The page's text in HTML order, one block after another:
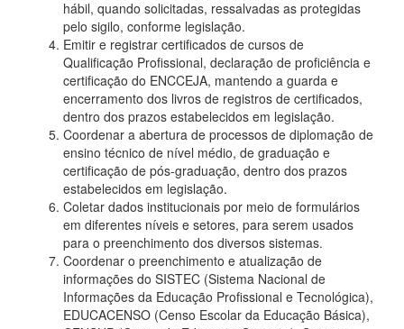
hábil, quando solicitadas, ressalvadas as protegidas
pelo sigilo, conforme legislação.
Emitir e registrar certificados de cursos de
Qualificação Profissional, declaração de proficiência e
certificação do ENCCEJA, mantendo a guarda e
encerramento dos livros de registros de certificados,
dentro dos prazos estabelecidos em legislação.
Coordenar a abertura de processos de diplomação de
ensino técnico de nível médio, de graduação e
certificação de pós-graduação, dentro dos prazos
estabelecidos em legislação.
Coletar dados institucionais por meio de formulários
em diferentes níveis e setores, para serem usados
para o preenchimento dos diversos sistemas.
Coordenar o preenchimento e atualização de
informações do SISTEC (Sistema Nacional de
Informações da Educação Profissional e Tecnológica),
EDUCACENSO (Censo Escolar da Educação Básica),